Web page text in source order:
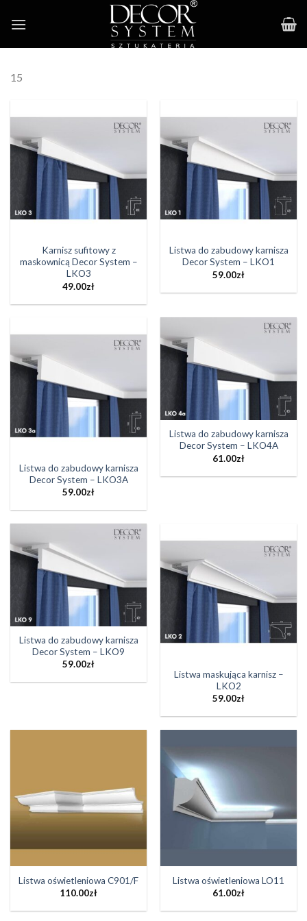
15
Karnisz sufitowy z
maskownicą Decor System –
LKO3
49.00zł
Listwa do zabudowy karnisza
Decor System – LKO1
59.00zł
Listwa do zabudowy karnisza
Decor System – LKO3A
59.00zł
Listwa do zabudowy karnisza
Decor System – LKO4A
61.00zł
Listwa do zabudowy karnisza
Decor System – LKO9
59.00zł
Listwa maskująca karnisz –
LKO2
59.00zł
Listwa oświetleniowa C901/F
110.00zł
Listwa oświetleniowa LO11
61.00zł